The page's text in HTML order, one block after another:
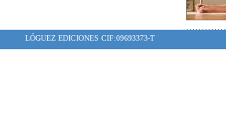
LÓGUEZ EDICIONES CIF:09693373-T